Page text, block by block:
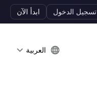
تسجيل الدخول ابدأ الآن
العربية